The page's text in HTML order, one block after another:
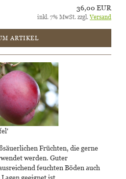
36,00 EUR
inkl. 7% MwSt. zzgl.Versand
ARTIKEL
Früchten, die gerne
werden. Guter
feuchten Böden auch
geeignet ist.